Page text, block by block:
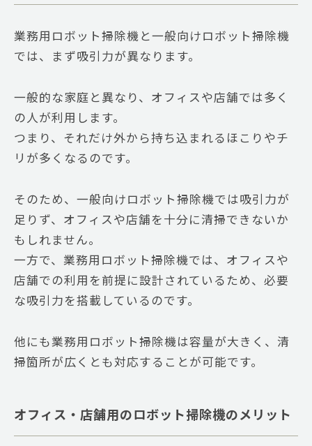
業務用ロボット掃除機と一般向けロボット掃除機
では、まず吸引力が異なります。
一般的な家庭と異なり、オフィスや店舗では多く
の人が利用します。
つまり、それだけ外から持ち込まれるほこりやチ
リが多くなるのです。
そのため、一般向けロボット掃除機では吸引力が
足りず、オフィスや店舗を十分に清掃できないか
もしれません。
一方で、業務用ロボット掃除機では、オフィスや
店舗での利用を前提に設計されているため、必要
な吸引力を搭載しているのです。
他にも業務用ロボット掃除機は容量が大きく、清
掃箇所が広くとも対応することが可能です。
オフィス・店舗用のロボット掃除機のメリット